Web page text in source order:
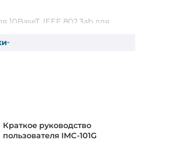
10BaseT, IEEE 802.3ab для
802.3z для
Автоматическое
об обрыве связи по порту, Link
(LFP)
Краткое руководство
пользователя IMC-101G